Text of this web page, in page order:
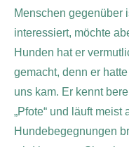
Menschen gegenüber
interessiert, möchte
Hunden hat er
gemacht, denn er
uns kam. Er kennt
„Pfote“ und läuft meist
Hundebegegnungen